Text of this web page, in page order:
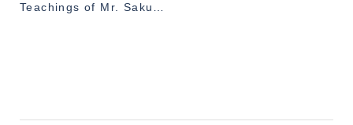
Teachings of Mr. Saku…